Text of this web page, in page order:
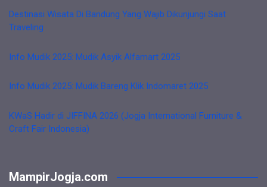
Destinasi Wisata Di Bandung Yang Wajib Dikunjungi Saat
Traveling
Info Mudik 2025: Mudik Asyik Alfamart 2025
Info Mudik 2025: Mudik Bareng Klik Indomaret 2025
KWaS Hadir di JIFFINA 2026 (Jogja International Furniture &
Craft Fair Indonesia)
MampirJogja.com